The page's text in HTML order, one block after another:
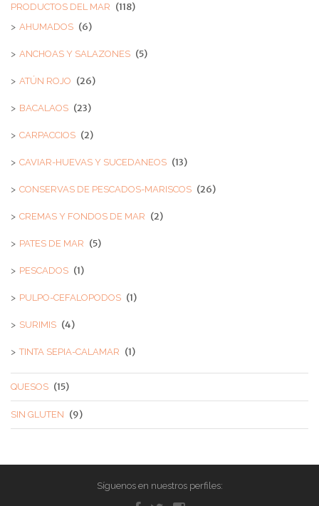
PRODUCTOS DEL MAR (118)
AHUMADOS (6)
ANCHOAS Y SALAZONES (5)
ATÚN ROJO (26)
BACALAOS (23)
CARPACCIOS (2)
CAVIAR-HUEVAS Y SUCEDANEOS (13)
CONSERVAS DE PESCADOS-MARISCOS (26)
CREMAS Y FONDOS DE MAR (2)
PATES DE MAR (5)
PESCADOS (1)
PULPO-CEFALOPODOS (1)
SURIMIS (4)
TINTA SEPIA-CALAMAR (1)
QUESOS (15)
SIN GLUTEN (9)
Síguenos en nuestros perfiles: